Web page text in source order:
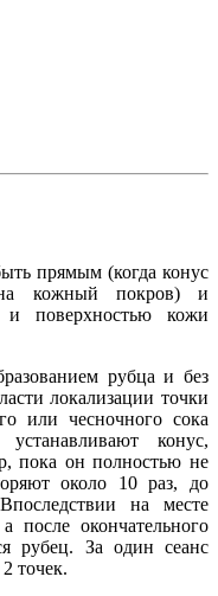
прямым (когда конус
на кожный покров) и
поверхностью кожи
рубца и без
локализации точки
или чесночного сока
конус,
пока он полностью не
около 10 раз, до
на месте
после окончательного
рубец. За один сеанс
точек.